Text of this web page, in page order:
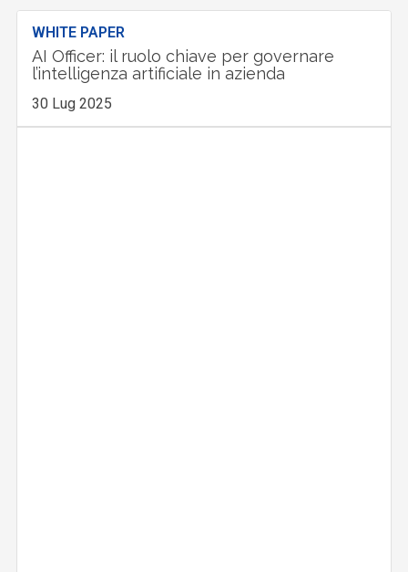
WHITE PAPER
AI Officer: il ruolo chiave per governare
l’intelligenza artificiale in azienda
30 Lug 2025